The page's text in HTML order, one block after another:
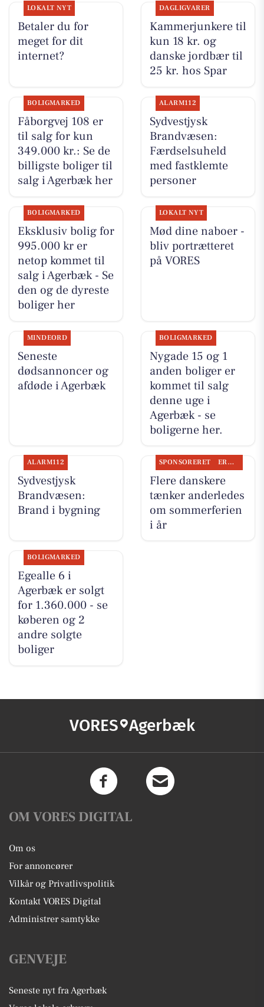
LOKALT NYT
Betaler du for
meget for dit
internet?
DAGLIGVARER
Kammerjunkere til
kun 18 kr. og
danske jordbær til
25 kr. hos Spar
BOLIGMARKED
Fåborgvej 108 er
til salg for kun
349.000 kr.: Se de
billigste boliger til
salg i Agerbæk her
ALARM112
Sydvestjysk
Brandvæsen:
Færdselsuheld
med fastklemte
personer
BOLIGMARKED
Eksklusiv bolig for
995.000 kr er
netop kommet til
salg i Agerbæk - Se
den og de dyreste
boliger her
LOKALT NYT
Mød dine naboer -
bliv portrætteret
på VORES
MINDEORD
Seneste
dødsannoncer og
afdøde i Agerbæk
BOLIGMARKED
Nygade 15 og 1
anden boliger er
kommet til salg
denne uge i
Agerbæk - se
boligerne her.
ALARM112
Sydvestjysk
Brandvæsen:
Brand i bygning
SPONSORERET ERHVERV
Flere danskere
tænker anderledes
om sommerferien
i år
BOLIGMARKED
Egealle 6 i
Agerbæk er solgt
for 1.360.000 - se
køberen og 2
andre solgte
boliger
VORES Agerbæk
OM VORES DIGITAL
Om os
For annoncører
Vilkår og Privatlivspolitik
Kontakt VORES Digital
Administrer samtykke
GENVEJE
Seneste nyt fra Agerbæk